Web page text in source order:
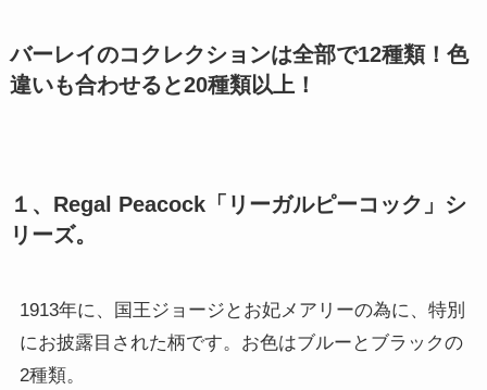
バーレイのコクレクションは全部で12種類！色
違いも合わせると20種類以上！
１、Regal Peacock「リーガルピーコック」シ
リーズ。
1913年に、国王ジョージとお妃メアリーの為に、特別
にお披露目された柄です。お色はブルーとブラックの
2種類。